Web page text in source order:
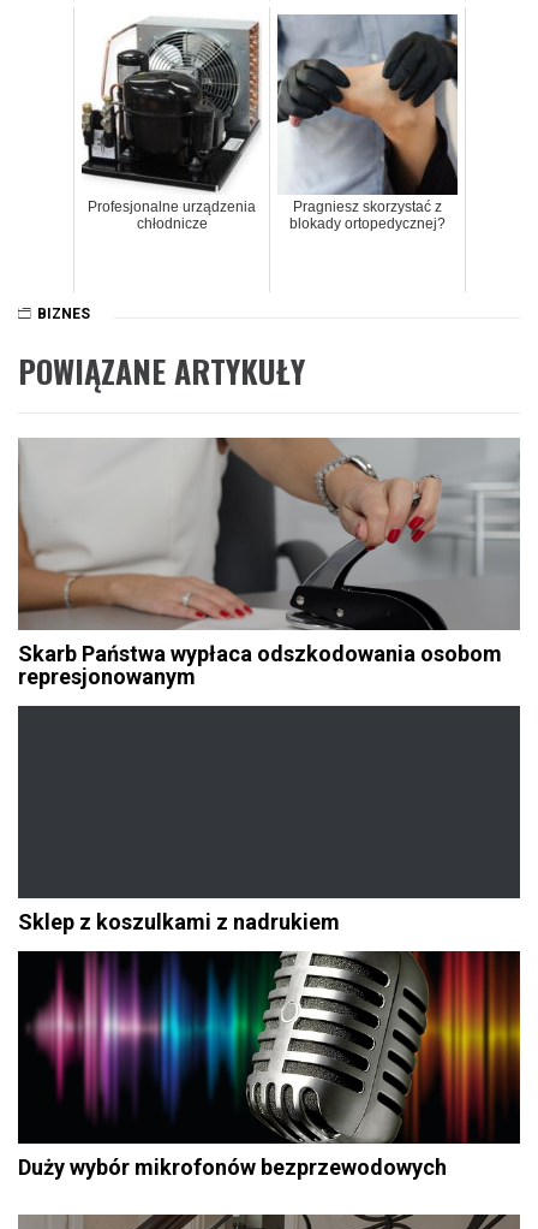
Profesjonalne urządzenia
chłodnicze
Pragniesz skorzystać z
blokady ortopedycznej?
BIZNES
POWIĄZANE ARTYKUŁY
Skarb Państwa wypłaca odszkodowania osobom
represjonowanym
Sklep z koszulkami z nadrukiem
Duży wybór mikrofonów bezprzewodowych